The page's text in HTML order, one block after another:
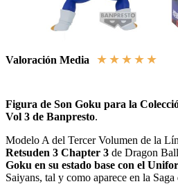
Valoración Media ★ ★ ★ ★ ★
Figura de Son Goku para la
Vol 3 de Banpresto.
Modelo A del Tercer Volumen de la
Retsuden 3 Chapter 3 de Dragon
Goku en su estado base con el
Saiyans, tal y como aparece en la Saga